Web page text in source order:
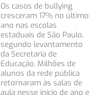
Os casos de bullying
cresceram 17% no último
ano nas escolas
estaduais de São Paulo,
segundo levantamento
da Secretaria de
Educação. Milhões de
alunos da rede pública
retornaram às salas de
aula nesse início de ano e